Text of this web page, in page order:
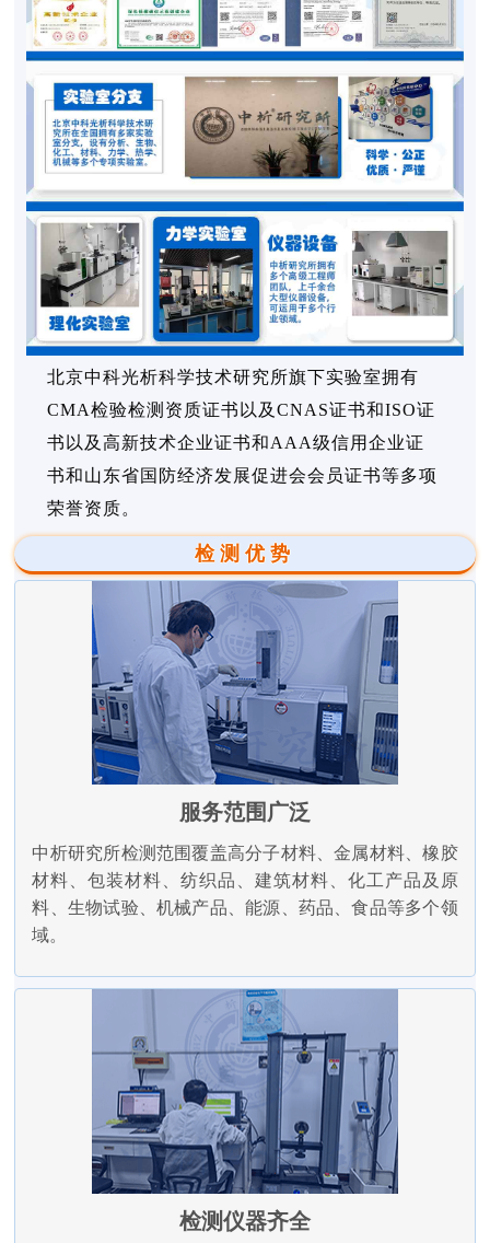
北京中科光析科学技术研究所旗下实验室拥有
CMA检验检测资质证书以及CNAS证书和ISO证
书以及高新技术企业证书和AAA级信用企业证
书和山东省国防经济发展促进会会员证书等多项
荣誉资质。
检测优势
服务范围广泛
中析研究所检测范围覆盖高分子材料、金属材料、橡胶
材料、包装材料、纺织品、建筑材料、化工产品及原
料、生物试验、机械产品、能源、药品、食品等多个领
域。
检测仪器齐全